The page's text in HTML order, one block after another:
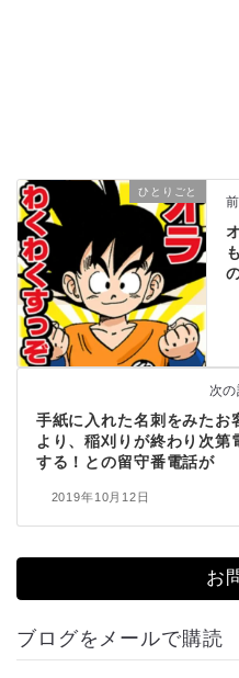
ひとりごと
次
手紙に入れた名刺をみたお
より、稲刈りが終わり次第
する！との留守番電話が
2019年10月12日
お
ブログをメールで購読